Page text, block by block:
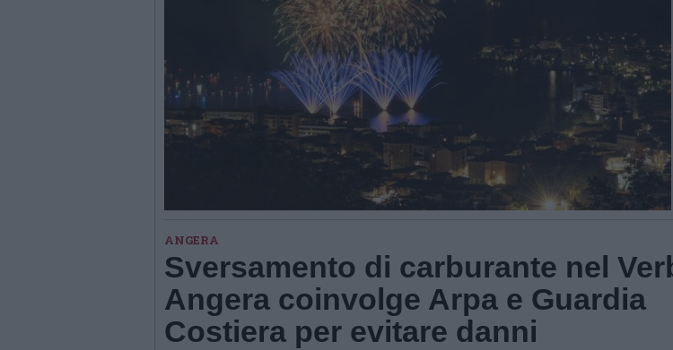
ANGERA
Sversamento di carburante nel
Angera coinvolge Arpa e Guardia
Costiera per evitare danni